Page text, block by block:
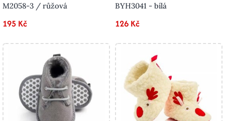
M2058-3 / růžová
195 Kč
BYH3041 - bílá
126 Kč